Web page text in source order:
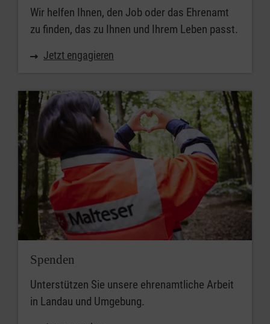
Wir helfen Ihnen, den Job oder das Ehrenamt
zu finden, das zu Ihnen und Ihrem Leben passt.
Jetzt engagieren
Spenden
Unterstützen Sie unsere ehrenamtliche Arbeit
in Landau und Umgebung.